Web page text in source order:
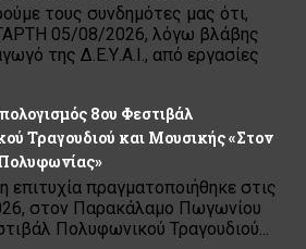
τους συνδημότες μας ότι,
05/08/2026, λόγω βλάβης
της Δ.Ε.Υ.Α.Ι., από εργασίες
8ου Φεστιβάλ
Τραγουδιού και Μουσικής «Στον
επιτυχία πραγματοποιήθηκε στις
στον Παρακάλαμο Πωγωνίου
Πολυφωνικού Τραγουδιού...